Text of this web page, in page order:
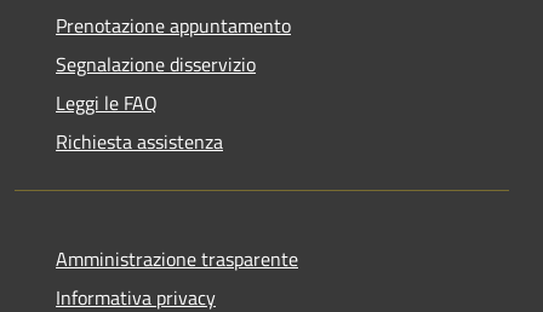
Prenotazione appuntamento
Segnalazione disservizio
Leggi le FAQ
Richiesta assistenza
Amministrazione trasparente
Informativa privacy